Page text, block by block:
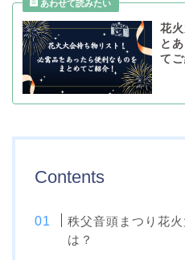
花
と
てご
Contents
秩父音頭まつり花
は？